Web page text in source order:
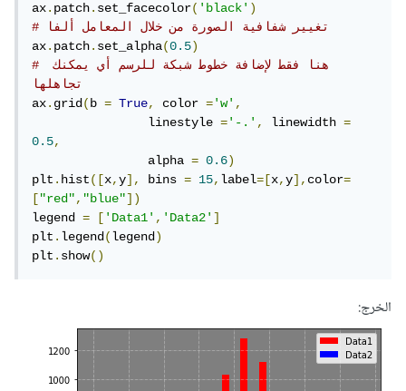
ax.patch.set_facecolor('black')
# تغيير شفافية الصورة من خلال المعامل ألفا
ax.patch.set_alpha(0.5)
# هنا فقط لإضافة خطوط شبكة للرسم أي يمكنك
تجاهلها
ax.grid(b = True, color ='w',
		linestyle
='-.', linewidth =
0.5,
		alpha
= 0.6)
plt.hist([x,y], bins = 15,label=[x,y],color=
["red","blue"])
legend = ['Data1','Data2']
plt.legend(legend)
plt.show()
الخرج: